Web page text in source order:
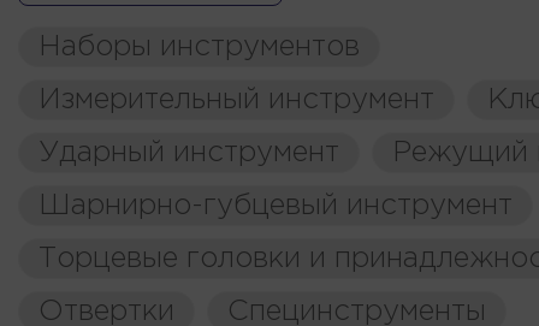
Наборы инструментов
Измерительный инструмент
Ударный инструмент
Режущий
Шарнирно-губцевый инструмент
Торцевые головки и
Отвертки
Специнструменты